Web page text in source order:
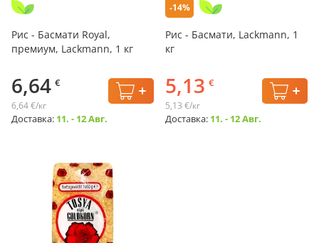
Рис - Басмати Royal,
премиум, Lackmann, 1 кг
6,64 €
6,64 €/кг
Доставка: 11. - 12 Авг.
-14%
Рис - Басмати, Lackmann, 1
кг
5,13 €
5,13 €/кг
Доставка: 11. - 12 Авг.